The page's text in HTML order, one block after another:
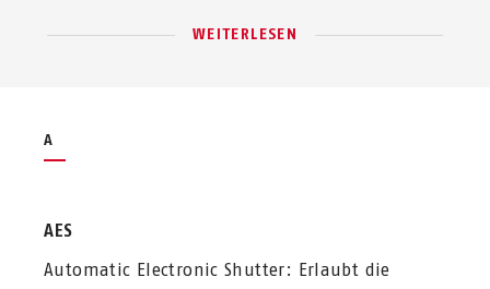
WEITERLESEN
A
AES
Automatic Electronic Shutter: Erlaubt die